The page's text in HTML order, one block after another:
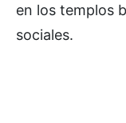
en los templos
sociales.